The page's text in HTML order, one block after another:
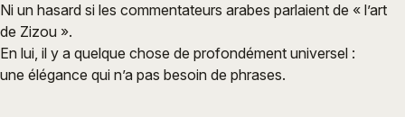
Ni un hasard si les commentateurs arabes parlaient de « l’art
de Zizou ».
En lui, il y a quelque chose de profondément universel :
une élégance qui n’a pas besoin de phrases.